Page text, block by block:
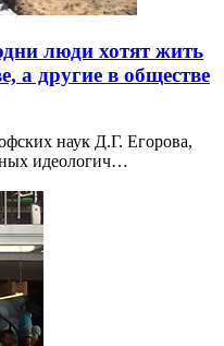
люди хотят жить
а другие в обществе
наук Д.Г. Егорова,
идеологич…